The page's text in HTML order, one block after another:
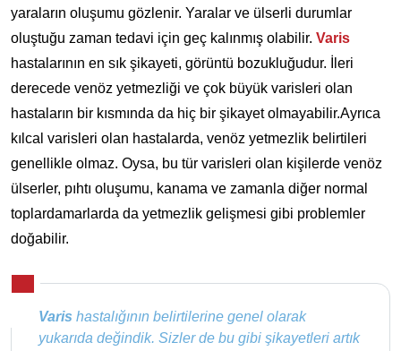
yaraların oluşumu gözlenir. Yaralar ve ülserli durumlar
oluştuğu zaman tedavi için geç kalınmış olabilir. Varis
hastalarının en sık şikayeti, görüntü bozukluğudur. İleri
derecede venöz yetmezliği ve çok büyük varisleri olan
hastaların bir kısmında da hiç bir şikayet olmayabilir.Ayrıca
kılcal varisleri olan hastalarda, venöz yetmezlik belirtileri
genellikle olmaz. Oysa, bu tür varisleri olan kişilerde venöz
ülserler, pıhtı oluşumu, kanama ve zamanla diğer normal
toplardamarlarda da yetmezlik gelişmesi gibi problemler
doğabilir.
Varis hastalığının belirtilerine genel olarak
yukarıda değindik. Sizler de bu gibi şikayetleri artık